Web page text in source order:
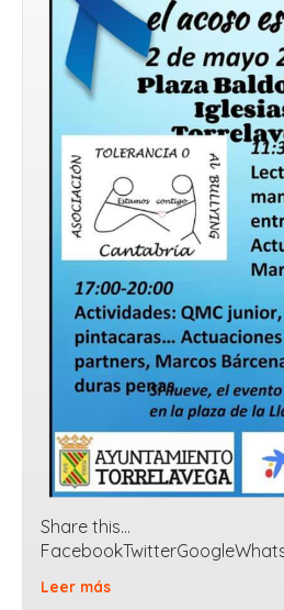
Share this…
Leer más